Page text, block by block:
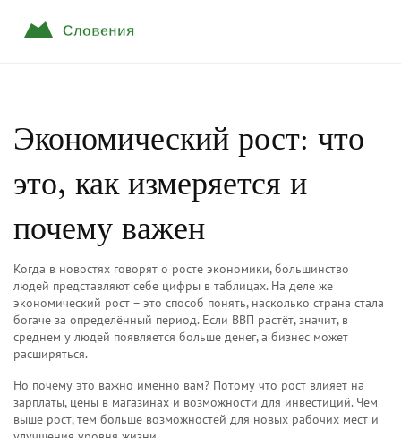
Экономический рост: что
это, как измеряется и
почему важен
Когда в новостях говорят о росте экономики, большинство
людей представляют себе цифры в таблицах. На деле же
экономический рост – это способ понять, насколько страна стала
богаче за определённый период. Если ВВП растёт, значит, в
среднем у людей появляется больше денег, а бизнес может
расширяться.
Но почему это важно именно вам? Потому что рост влияет на
зарплаты, цены в магазинах и возможности для инвестиций. Чем
выше рост, тем больше возможностей для новых рабочих мест и